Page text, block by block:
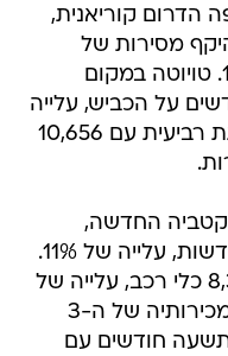
השותפה הדרום קוריאנית,
עם היקף מסירות של
16,360 כלי רכב, עלייה של 10%. טויוטה במקום
כלי רכב חדשים על הכביש, עלייה
קלה של 5%, בעוד פורד מדורגת רביעית עם 10,656
החדשה,
מסרה עד כה 9,630 מכוניות חדשות, עלייה של 11%.
ניסאן מדורגת חמישית עם 8,305 כלי רכב, עלייה של
6%. מאזדה, שערוכה לתחילת מכירותיה של ה-3
חודשים עם